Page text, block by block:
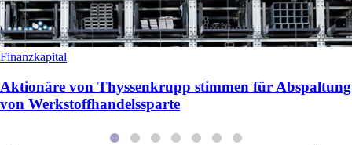
Finanzkapital
Aktionäre von Thyssenkrupp stimmen für Abspaltung
von Werkstoffhandelssparte